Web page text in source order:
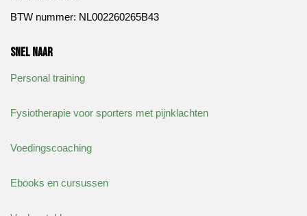
BTW nummer: NL002260265B43
Snel naar
Personal training
Fysiotherapie voor sporters met pijnklachten
Voedingscoaching
Ebooks en cursussen